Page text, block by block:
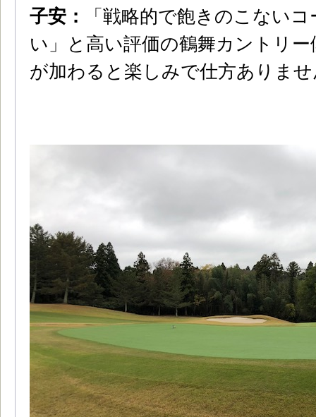
子安：
「戦略的で飽きのこない
い」と高い評価の鶴舞カントリ
が加わると楽しみで仕方ありま